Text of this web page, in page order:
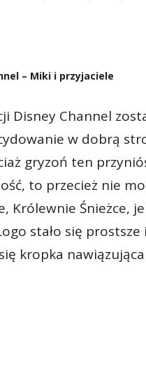
– Miki i przyjaciele
Disney Channel
w dobrą
gryzoń ten
to przecież nie
Królewnie Śnieżce,
stało się
kropka